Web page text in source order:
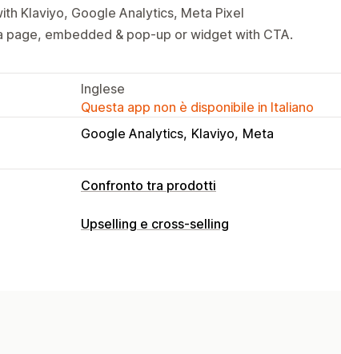
Klaviyo, Google Analytics, Meta Pixel
page, embedded & pop-up or widget with CTA.
Inglese
Questa app non è disponibile in Italiano
Google Analytics Klaviyo Meta
Confronto tra prodotti
Strumenti di confronto
Upselling e cross-selling